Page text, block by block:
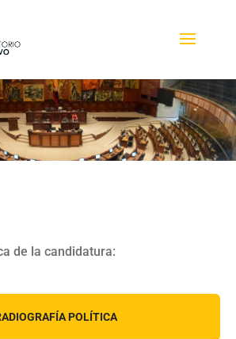
de la candidatura:
POLÍTICA